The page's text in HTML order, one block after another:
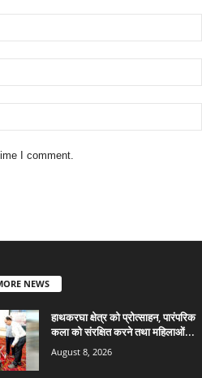
I comment.
NEWS
हाथकरघा क्षेत्र को प्रोत्साहन, पारंपरिक
कला को संरक्षित करने तथा महिलाओं...
August 8, 2026